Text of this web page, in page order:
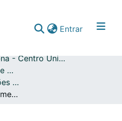
Entrar(current)
ULusófona - Centro Universitário de Lisboa
FCSEA - Faculdade de Ciências Sociais, Educação e Administração
__FCSEA - Dissertações de Mestrado
Albabetização e letramento de alunos autistas e asperger da rede municipal de ensino da zona leste de Manaus/AM o que pensam os professores do ensino fundamental